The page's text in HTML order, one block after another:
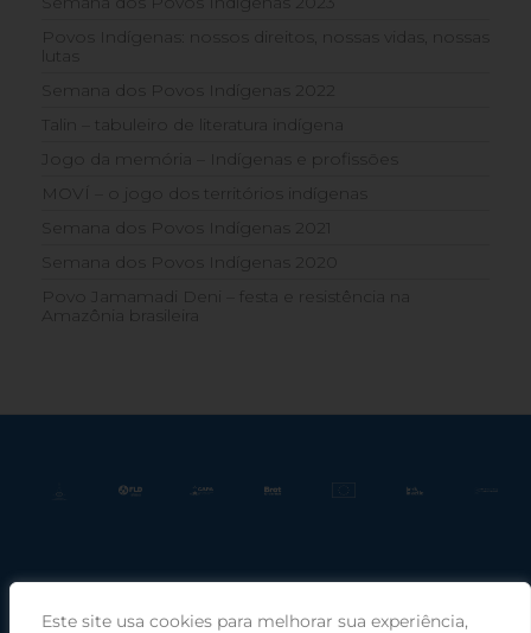
Este site usa cookies para melhorar sua experiência,
Povos Indígenas: nossos direitos, nossas vidas, nossas
lutas
Semana dos Povos Indígenas 2022
Talin – tabuleiro de literatura indígena
Jogo da memória – Indígenas e profissões
MOVÍ – o jogo dos territórios indígenas
Semana dos Povos Indígenas 2021
Semana dos Povos Indígenas 2020
Povo Jamamadi Deni – festa e resistência na
Amazônia brasileira